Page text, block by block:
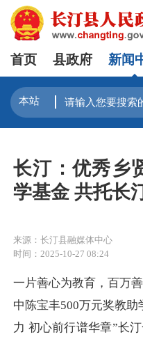
首页 县政府 新闻
长汀：优秀乡
学基金 共托长
来源：长汀县融媒体中心
时间：2025-10-27 08:24
一片善心为教育，百万
中陈宝丰500万元奖教
力 初心前行谱华章”长